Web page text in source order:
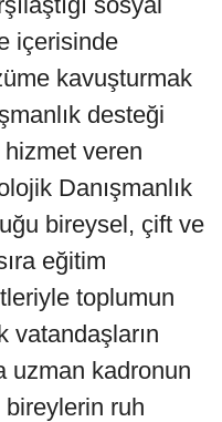
içerisinde
kavuşturmak
desteği
veren
Danışmanlık
bireysel, çift ve
eğitim
toplumun
vatandaşların
uzman kadronun
bireylerin ruh